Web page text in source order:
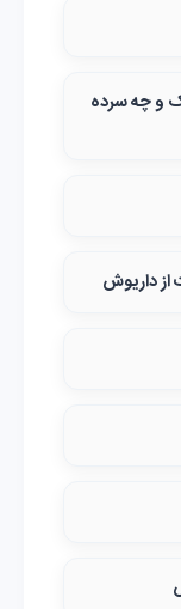
و چه سرده
از داریوش